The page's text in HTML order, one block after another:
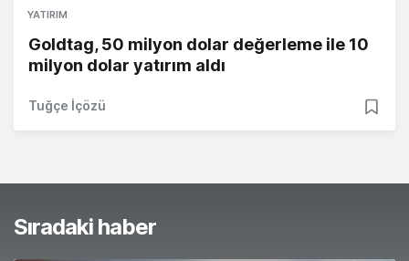
YATIRIM
Goldtag, 50 milyon dolar değerleme ile 10
milyon dolar yatırım aldı
Tuğçe İçözü
Sıradaki haber